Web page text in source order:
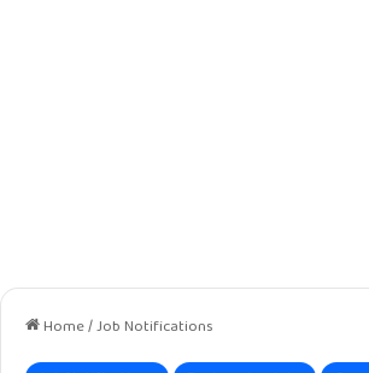
Home/Job Notifications